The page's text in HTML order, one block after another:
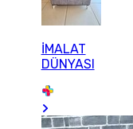
İMALAT
DÜNYASI